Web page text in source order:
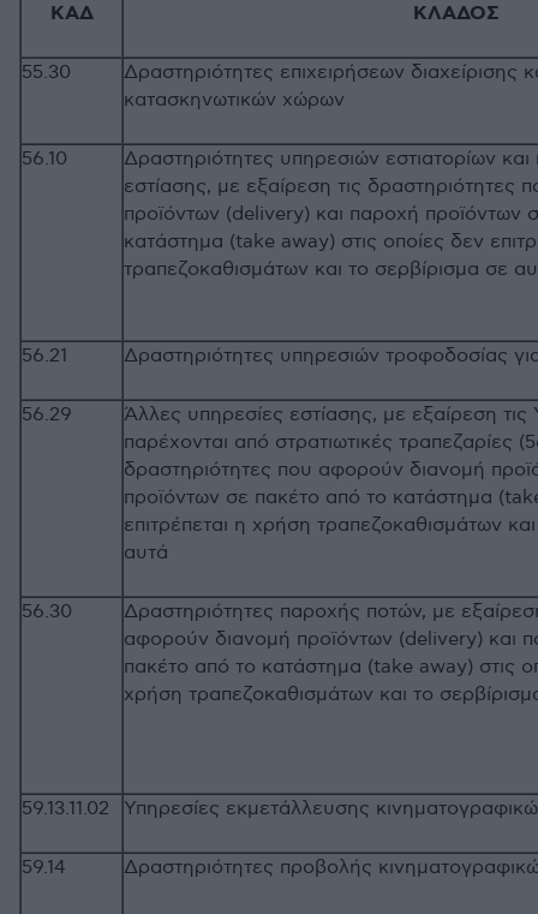
ΚΑΔ ΚΛΑΔΟΣ
55.30
Δραστηριότητες επιχειρήσεων διαχείρισης
κατασκηνωτικών χώρων
56.10
Δραστηριότητες υπηρεσιών εστιατορίων
εστίασης, με εξαίρεση τις δραστηριότητες
προϊόντων (delivery) και παροχή προϊόντων
κατάστημα (take away) στις οποίες δεν
τραπεζοκαθισμάτων και το
56.21 Δραστηριότητες υπηρεσιών τροφοδοσίας
56.29
Άλλες υπηρεσίες εστίασης, με εξαίρεση
παρέχονται από στρατιωτικές τραπεζαρίες
δραστηριότητες που αφορούν διανομή
προϊόντων σε πακέτο από το κατάστημα
επιτρέπεται η χρήση τραπεζοκαθισμάτων
αυτά
56.30
Δραστηριότητες παροχής ποτών, με
αφορούν διανομή προϊόντων (delivery) και
πακέτο από το κατάστημα (take away) στις
χρήση τραπεζοκαθισμάτων και το
59.13.11.02 Υπηρεσίες εκμετάλλευσης
59.14 Δραστηριότητες προβολής